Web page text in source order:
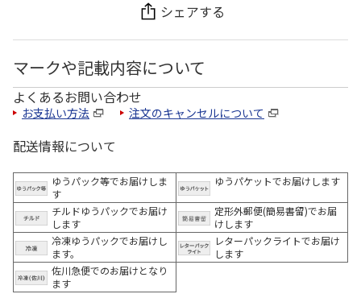
シェアする
マークや記載内容について
よくあるお問い合わせ
お支払い方法 注文のキャンセルについて
配送情報について
ゆうパック等でお届けしま
す
ゆうパケットでお届けします
チルドゆうパックでお届け
します
定形外郵便(簡易書留)でお届
けします
冷凍ゆうパックでお届けし
ます。
レターパックライトでお届け
します
佐川急便でのお届けとなり
ます